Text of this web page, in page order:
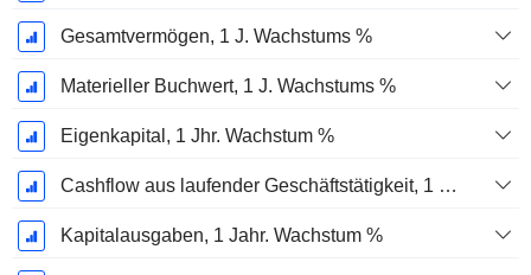
Gesamtvermögen, 1 J. Wachstums %
Materieller Buchwert, 1 J. Wachstums %
Eigenkapital, 1 Jhr. Wachstum %
Cashflow aus laufender Geschäftstätigkeit, 1 Jähriges Wachstum in %
Kapitalausgaben, 1 Jahr. Wachstum %